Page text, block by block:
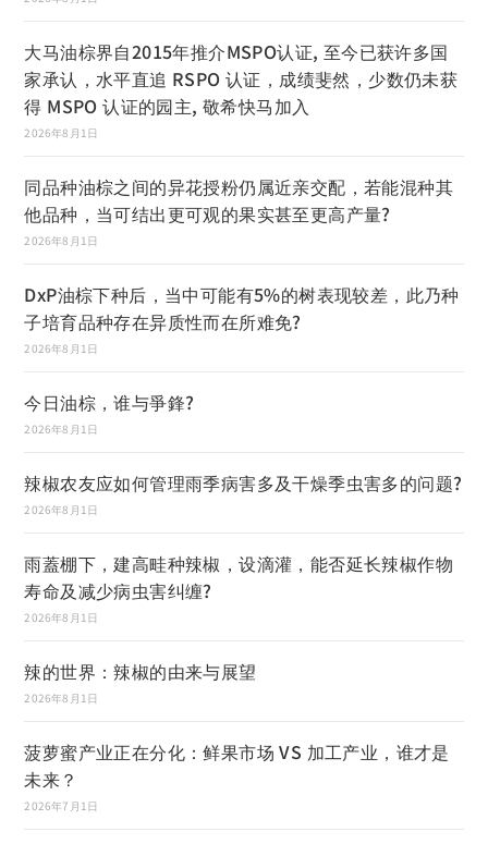
大马油棕界自2015年推介MSPO认证, 至今已获许多国
家承认，水平直追 RSPO 认证，成绩斐然，少数仍未获
得 MSPO 认证的园主, 敬希快马加入
2026年8月1日
同品种油棕之间的异花授粉仍属近亲交配，若能混种其
他品种，当可结出更可观的果实甚至更高产量?
2026年8月1日
DxP油棕下种后，当中可能有5%的树表现较差，此乃种
子培育品种存在异质性而在所难免?
2026年8月1日
今日油棕，谁与爭鋒?
2026年8月1日
辣椒农友应如何管理雨季病害多及干燥季虫害多的问题?
2026年8月1日
雨蓋棚下，建高畦种辣椒，设滴灌，能否延长辣椒作物
寿命及减少病虫害纠缠?
2026年8月1日
辣的世界：辣椒的由来与展望
2026年8月1日
菠萝蜜产业正在分化：鲜果市场 VS 加工产业，谁才是
未来？
2026年7月1日